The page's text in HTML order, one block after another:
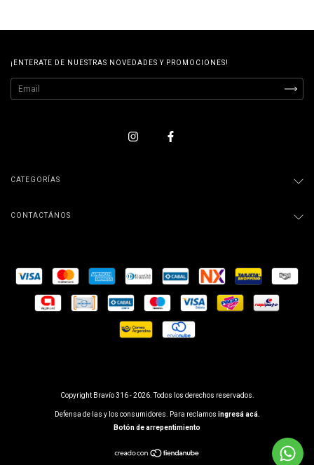
¡ENTERATE DE NUESTRAS NOVEDADES Y PROMOCIONES!
CATEGORÍAS
CONTACTÁNOS
Copyright Bravío 316 - 2026. Todos los derechos reservados.
Defensa de las y los consumidores. Para reclamos ingresá acá.
Botón de arrepentimiento